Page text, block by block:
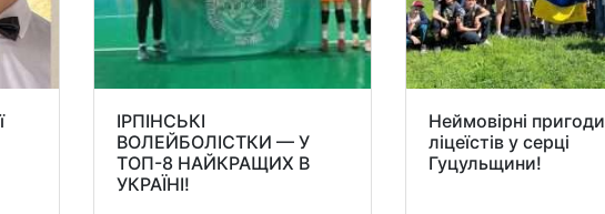
ІРПІНСЬКІ
ВОЛЕЙБОЛІСТКИ — У
ТОП-8 НАЙКРАЩИХ В
УКРАЇНІ!
Неймовірні пригоди
ліцеїстів у серці
Гуцульщини!